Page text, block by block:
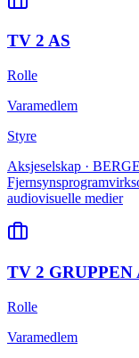
TV 2 AS
Rolle
Varamedlem
Styre
Aksjeselskap ·
audiovisuelle medier
TV 2 GRUPPEN
Rolle
Varamedlem